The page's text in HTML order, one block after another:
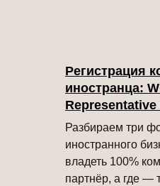
Регистрация
иностранца:
Разбираем три
иностранного
владеть 100%
партнёр, а где —